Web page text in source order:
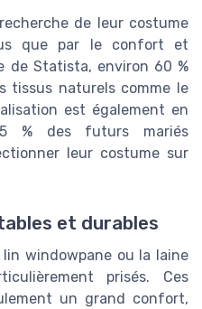
de leur costume
que par le confort et
de Statista, environ 60 %
tissus naturels comme le
est également en
% des futurs mariés
leur costume sur
et durables
windowpane ou la laine
prisés. Ces
un grand confort,